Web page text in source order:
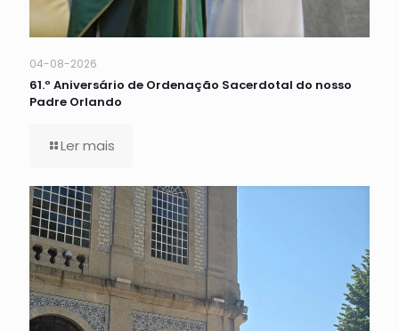
04-08-2026
61.º Aniversário de Ordenação Sacerdotal do nosso
Padre Orlando
Ler mais